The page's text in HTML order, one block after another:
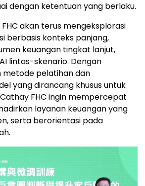
dengan ketentuan yang berlaku.
akan terus mengeksplorasi
berbasis konteks panjang,
keuangan tingkat lanjut,
lintas-skenario. Dengan
pelatihan dan
yang dirancang khusus untuk
FHC ingin mempercepat
layanan keuangan yang
serta berorientasi pada